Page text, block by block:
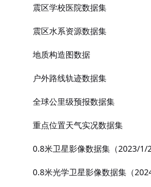
震区学校医院数据集
震区水系资源数据集
地质构造图数据
户外路线轨迹数据集
全球公里级预报数据集
重点位置天气实况数据集
0.8米卫星影像数据集（2023/1/
0.8米光学卫星影像数据集（